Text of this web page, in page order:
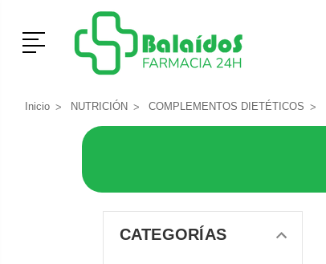
Menú
Inicio NUTRICIÓN COMPLEMENTOS DIETÉTICOS
CATEGORÍAS